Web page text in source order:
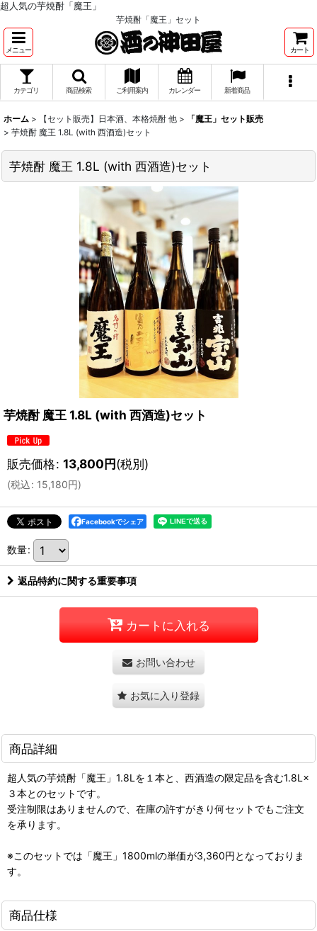
超人気の芋焼酎「魔王」
芋焼酎「魔王」セット
メニュー カート
カテゴリ 商品検索 ご利用案内 カレンダー 新着商品
ホーム > 【セット販売】日本酒、本格焼酎 他 >
「魔王」セット販売
> 芋焼酎 魔王 1.8L (with 西酒造)セット
芋焼酎 魔王 1.8L (with 西酒造)セット
芋焼酎 魔王 1.8L (with 西酒造)セット
販売価格: 13,800円(税別)
(税込: 15,180円)
Facebookでシェア
数量:
返品特約に関する重要事項
カートに入れる
お問い合わせ
お気に入り登録
商品詳細
超人気の芋焼酎「魔王」1.8Lを１本と、西酒造の限定品を含む1.8L×
３本とのセットです。
受注制限はありませんので、在庫の許すがきり何セットでもご注文
を承ります。
※このセットでは「魔王」1800mlの単価が3,360円となっておりま
す。
商品仕様